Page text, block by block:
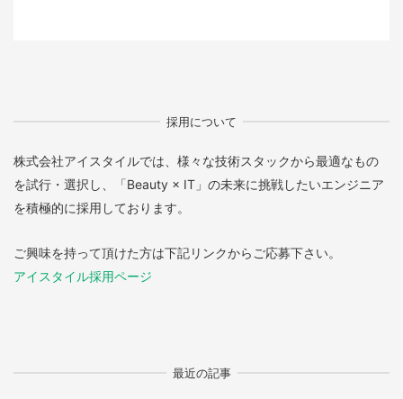
採用について
株式会社アイスタイルでは、様々な技術スタックから最適なもの
を試行・選択し、「Beauty × IT」の未来に挑戦したいエンジニア
を積極的に採用しております。
ご興味を持って頂けた方は下記リンクからご応募下さい。
アイスタイル採用ページ
最近の記事